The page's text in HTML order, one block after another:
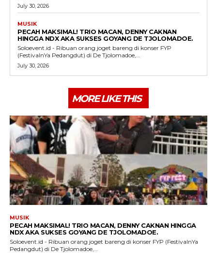
July 30, 2026
MUSIK
PECAH MAKSIMAL! TRIO MACAN, DENNY CAKNAN
HINGGA NDX AKA SUKSES GOYANG DE TJOLOMADOE.
Soloevent.id - Ribuan orang joget bareng di konser FYP
(FestivalnYa Pedangdut) di De Tjolomadoe,...
July 30, 2026
MORE LIKE THIS
MUSIK
PECAH MAKSIMAL! TRIO MACAN, DENNY CAKNAN HINGGA
NDX AKA SUKSES GOYANG DE TJOLOMADOE.
Soloevent.id - Ribuan orang joget bareng di konser FYP (FestivalnYa
Pedangdut) di De Tjolomadoe,...